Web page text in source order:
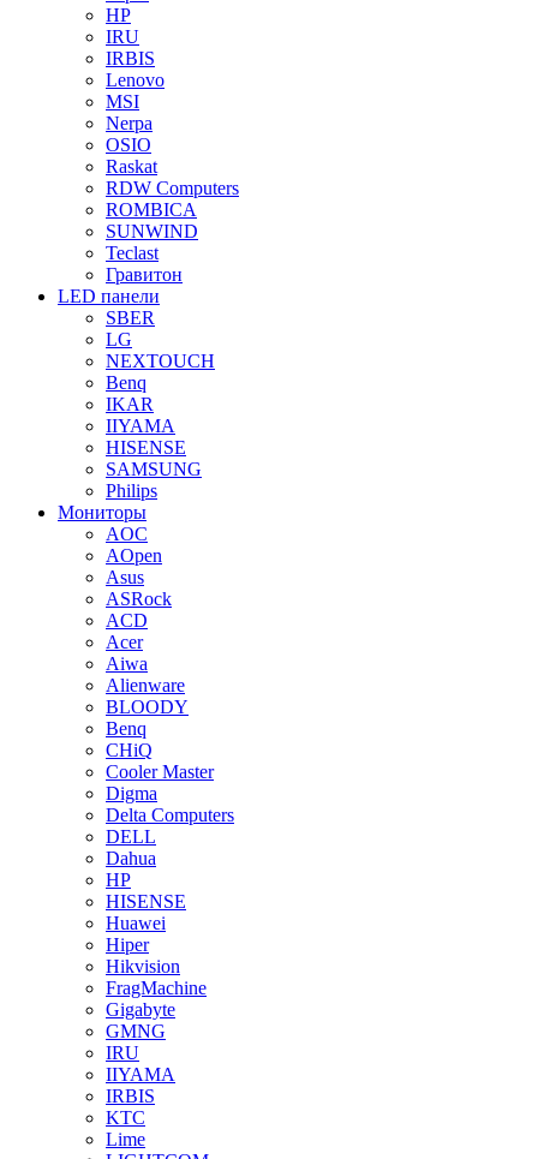
HP
IRU
IRBIS
Lenovo
MSI
Nerpa
OSIO
Raskat
RDW Computers
ROMBICA
SUNWIND
Teclast
Гравитон
LED панели
SBER
LG
NEXTOUCH
Benq
IKAR
IIYAMA
HISENSE
SAMSUNG
Philips
Мониторы
AOC
AOpen
Asus
ASRock
ACD
Acer
Aiwa
Alienware
BLOODY
Benq
CHiQ
Cooler Master
Digma
Delta Computers
DELL
Dahua
HP
HISENSE
Huawei
Hiper
Hikvision
FragMachine
Gigabyte
GMNG
IRU
IIYAMA
IRBIS
KTC
Lime